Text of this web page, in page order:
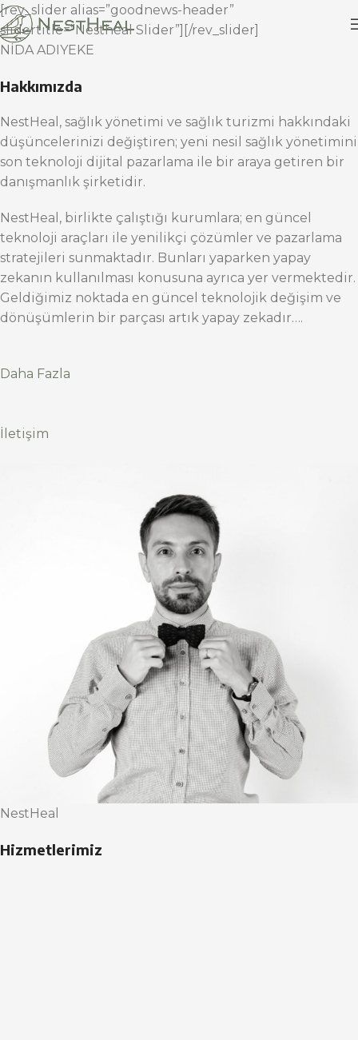
[rev_slider alias=”goodnews-header”
slidertitle=”Nestheal Slider”][/rev_slider]
NİDA ADIYEKE
Hakkımızda
NestHeal, sağlık yönetimi ve sağlık turizmi hakkındaki
düşüncelerinizi değiştiren; yeni nesil sağlık yönetimini
son teknoloji dijital pazarlama ile bir araya getiren bir
danışmanlık şirketidir.
NestHeal, birlikte çalıştığı kurumlara; en güncel
teknoloji araçları ile yenilikçi çözümler ve pazarlama
stratejileri sunmaktadır. Bunları yaparken yapay
zekanın kullanılması konusuna ayrıca yer vermektedir.
Geldiğimiz noktada en güncel teknolojik değişim ve
dönüşümlerin bir parçası artık yapay zekadır….
Daha Fazla
İletişim
NestHeal
Hizmetlerimiz